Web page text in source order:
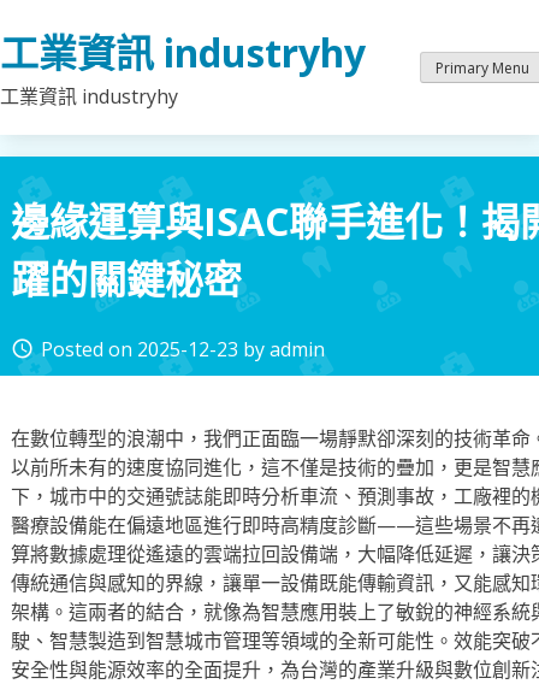
to
content
工業資訊 industryhy
工業資訊 industryhy
Primary Menu
邊緣運算與ISAC聯手進化！揭
躍的關鍵秘密
access_time Posted on 2025-12-23 byadmin
在數位轉型的浪潮中，我們正面臨一場靜默卻深刻的技術革
以前所未有的速度協同進化，這不僅是技術的疊加，更是智
下，城市中的交通號誌能即時分析車流、預測事故，工廠裡
醫療設備能在偏遠地區進行即時高精度診斷——這些場景不再
算將數據處理從遙遠的雲端拉回設備端，大幅降低延遲，讓
傳統通信與感知的界線，讓單一設備既能傳輸資訊，又能感
架構。這兩者的結合，就像為智慧應用裝上了敏銳的神經系
駛、智慧製造到智慧城市管理等領域的全新可能性。效能突
安全性與能源效率的全面提升，為台灣的產業升級與數位創新